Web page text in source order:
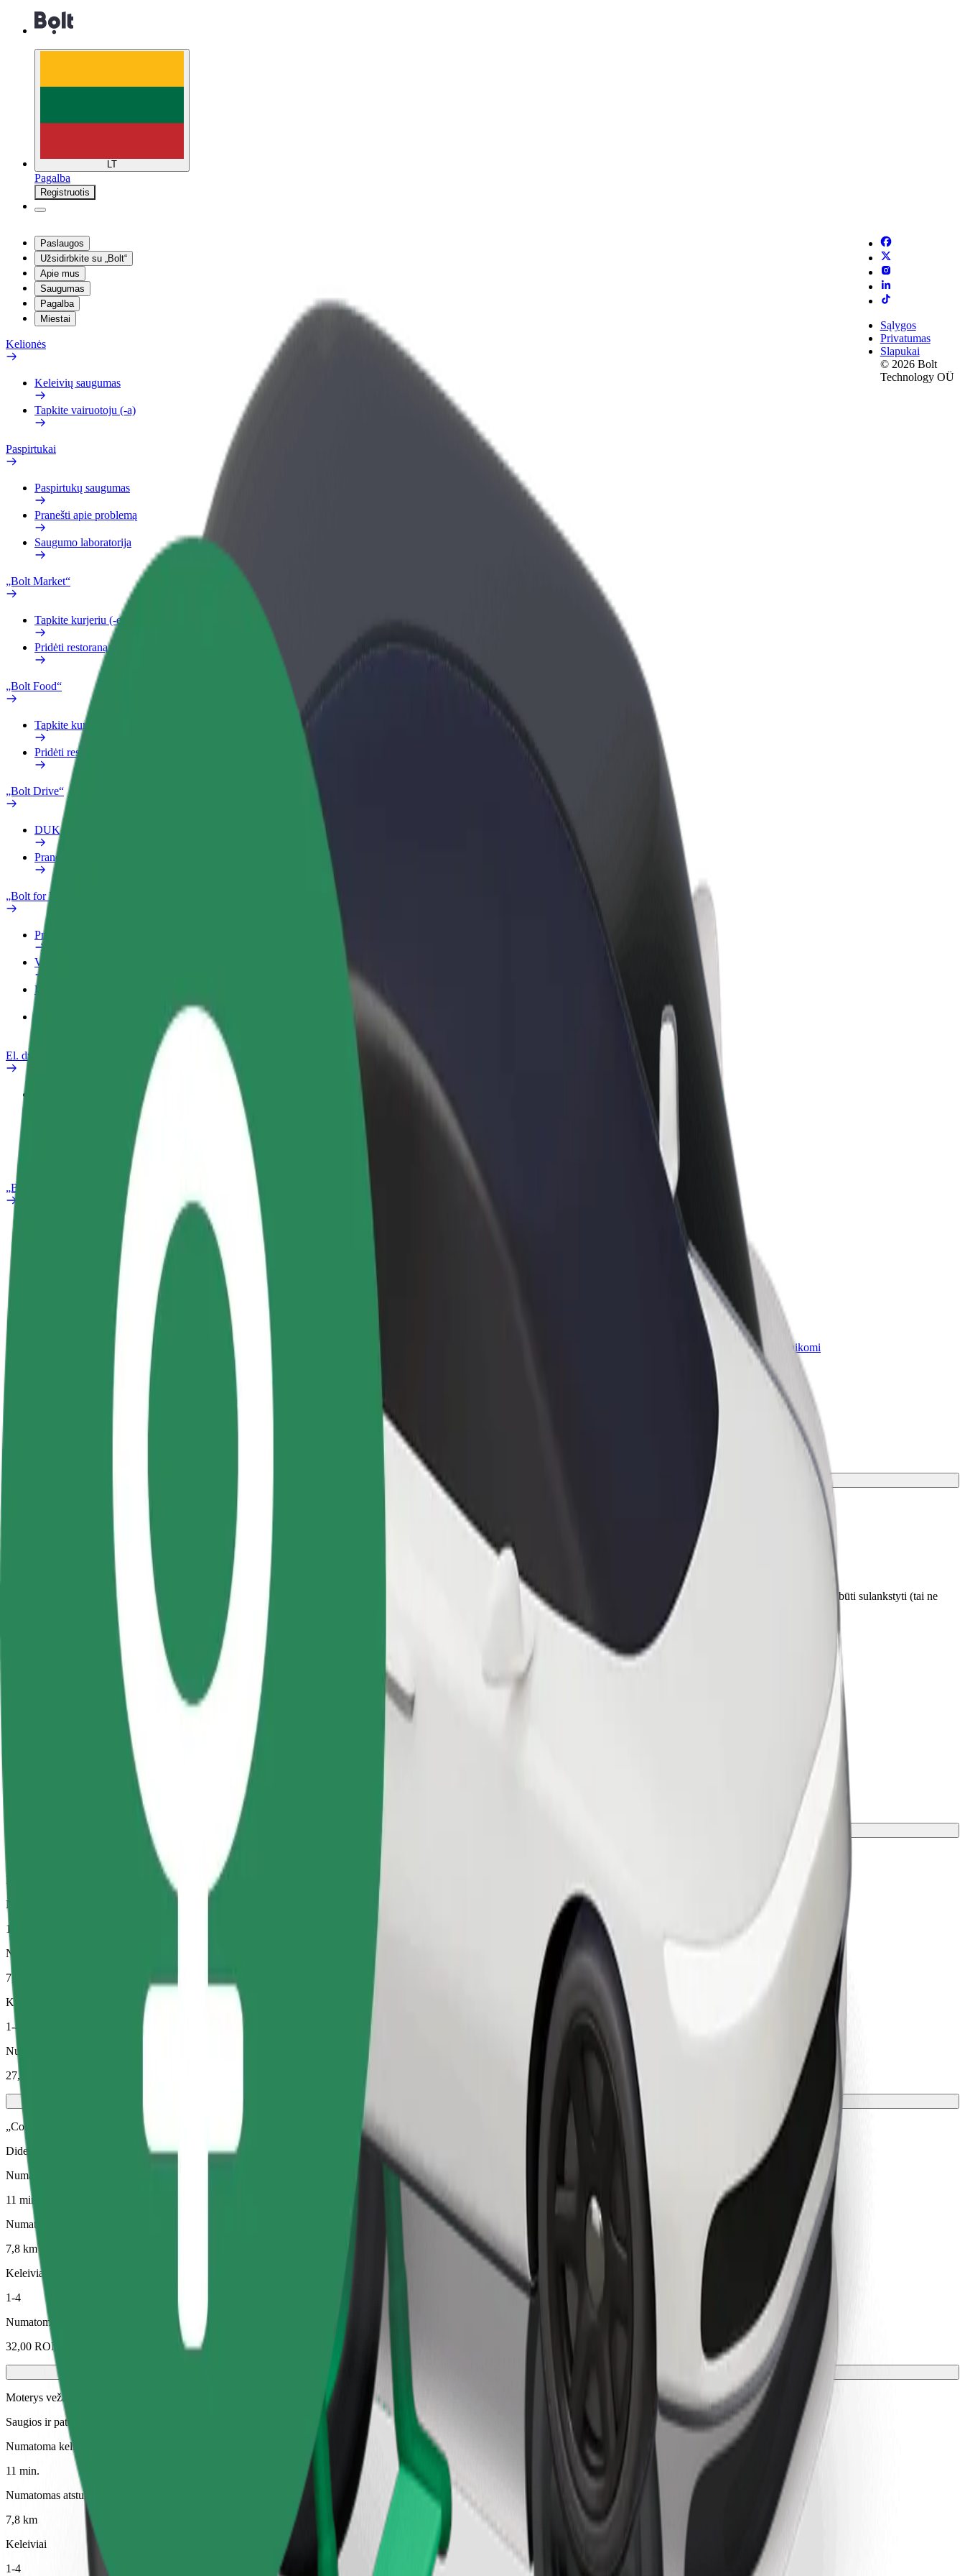
LT
Pagalba
Registruotis
Paslaugos
Užsidirbkite su „Bolt“
Apie mus
Saugumas
Pagalba
Miestai
Kelionės
Keleivių saugumas
Tapkite vairuotoju (-a)
Paspirtukai
Paspirtukų saugumas
Pranešti apie problemą
Saugumo laboratorija
„Bolt Market“
Tapkite kurjeriu (-e)
Pridėti restoraną ar parduotuvę
„Bolt Food“
Tapkite kurjeriu (-e)
Pridėti restoraną ar parduotuvę
„Bolt Drive“
DUK
Pranešti apie automobilį
„Bolt for Business“
Privalumai
Verslo profilis
Paslaugos
El. dviračiai
„Bolt Plus“
Tapkite vairuotoju (-
Užsidirbkite jums
Tapkite kurjeriu (-e)
Pristatinėkite maistą ir gaukite
savaitinius išmokėjimus
„Bolt for Business“
Atskirų įmonių poreikiams pritaikomi
„Bolt“ produktai ir paslaugos
Sąlygos
Privatumas
Slapukai
© 2026 Bolt
Technology OÜ
Kaip nuvykti iš Gara Aradul Nou į Atrium Center | „Bolt“
Ieškote patogiausio būdo nukeliauti iš Gara Aradul Nou į Atrium Center? Peržiūrėkite mūsų teikiamas paslaugas ir išsirinkite tinkamiausias jūsų kelionei.
Atsisiųsti programėlę
Patogumas ir komfortas pasiekiami vos keliais spustelėjimais!
Šios kategorijos partneriai vairuotojai gali padėti senjorams ir žmonėms su negalia. Jei turite specialių pageidavimų, praneškite partneriui vairuotojui prieš paėmimo vietą. Vežimėliai turi būti sulankstyti (tai ne
pritaikyta vežimėliui paslauga).
Numatoma kelionės trukmė
Patikimos kelionės įprastais vidutinio dydžio automobiliais
Numatoma kelionės trukmė
11 min.
Numatomas atstumas
7,8 km
Keleiviai
1-4
Numatoma kaina
27,00 RON
„Comfort“
Didesni automobiliai, kuriuose daugiau erdvės kojoms ir lagaminams
Numatoma kelionės trukmė
11 min.
Numatomas atstumas
7,8 km
Keleiviai
1-4
Numatoma kaina
32,00 RON
Moterys veža moteris
Saugios ir patogios kelionės tik moterims (reikalingas patvirtinimas)
Numatoma kelionės trukmė
11 min.
Numatomas atstumas
7,8 km
Keleiviai
1-4